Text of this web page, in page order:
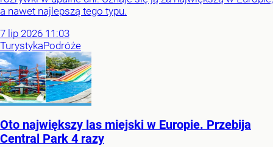
a nawet najlepszą tego typu.
7 lip 2026 11:03
TurystykaPodróże
Oto największy las miejski w Europie. Przebija
Central Park 4 razy